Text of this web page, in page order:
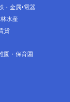
・金属 電器
水産
貸
園・保育園